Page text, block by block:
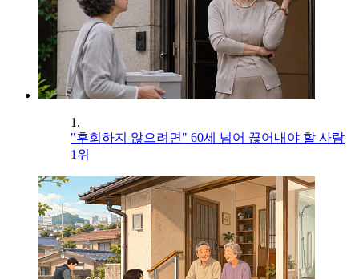
1.
"후회하지 않으려면" 60세 넘어 끊어내야 할 사람
1위